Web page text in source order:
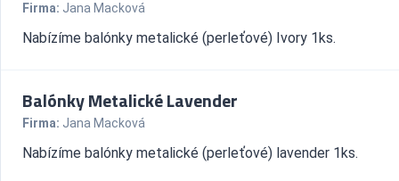
Firma: Jana Macková
Nabízíme balónky metalické (perleťové) Ivory 1ks.
Balónky Metalické Lavender
Firma: Jana Macková
Nabízíme balónky metalické (perleťové) lavender 1ks.